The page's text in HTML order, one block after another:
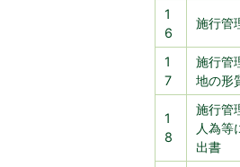
1
6
施行管
1
7
施行管
地の形
1
8
施行管
人為等
出書